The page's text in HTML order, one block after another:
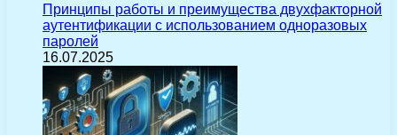
Принципы работы и преимущества двухфакторной
аутентификации с использованием одноразовых
паролей
16.07.2025